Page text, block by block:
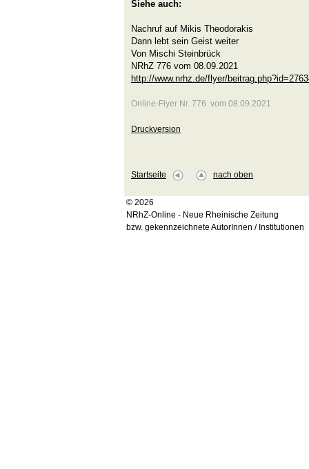
Siehe auch:
Nachruf auf Mikis Theodorakis
Dann lebt sein Geist weiter
Von Mischi Steinbrück
NRhZ 776 vom 08.09.2021
http://www.nrhz.de/flyer/
Online-Flyer Nr. 776 vom 08.09.2021
Druckversion
Startseite nach oben
© 2026
NRhZ-Online - Neue Rheinische Zeitung
bzw. gekennzeichnete AutorInnen / Institutionen